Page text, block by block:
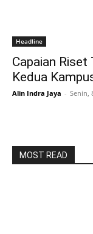
Headline
Capaian Riset
Kedua
Alin Indra Jaya - Senin,
MOST READ